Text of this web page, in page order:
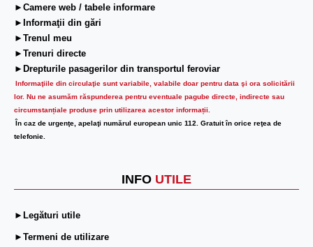
►Camere web / tabele informare
►Informaţii din gări
►Trenul meu
►Trenuri directe
►Drepturile pasagerilor din transportul feroviar
Informaţiile din circulaţie sunt variabile, valabile doar pentru data şi ora solicitării
lor. Nu ne asumăm răspunderea pentru eventuale pagube directe, indirecte sau
circumstanțiale produse prin utilizarea acestor informații.
În caz de urgenţe, apelaţi numărul european unic 112. Gratuit în orice reţea de
telefonie.
INFO UTILE
►Legături utile
►Termeni de utilizare